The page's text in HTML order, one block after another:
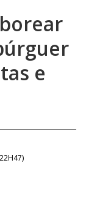
e
)